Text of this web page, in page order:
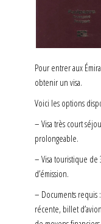
Pour entrer aux
obtenir un visa.
Voici les options
– Visa très court
prolongeable.
– Visa touristique de
d’émission.
– Documents requis
récente, billet